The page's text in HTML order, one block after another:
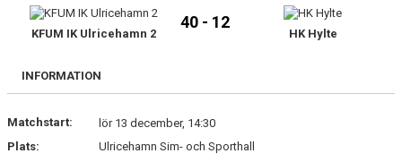
TRUPPEN
BILDGALLERI
KONTAKT
KFUM IK Ulricehamn 2
40 - 12
HK Hylte
INFORMATION
Matchstart:
lör 13 december, 14:30
Plats:
Ulricehamn Sim- och Sporthall